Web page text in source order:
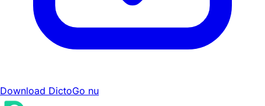
Download DictoGo nu